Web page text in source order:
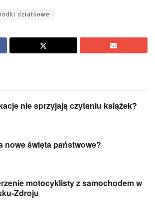
działkowe
nie sprzyjają czytaniu książek?
nowe święta państwowe?
motocyklisty z samochodem w
Zdroju